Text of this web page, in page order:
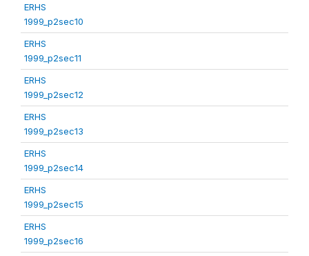
ERHS
1999_p2sec10
ERHS
1999_p2sec11
ERHS
1999_p2sec12
ERHS
1999_p2sec13
ERHS
1999_p2sec14
ERHS
1999_p2sec15
ERHS
1999_p2sec16